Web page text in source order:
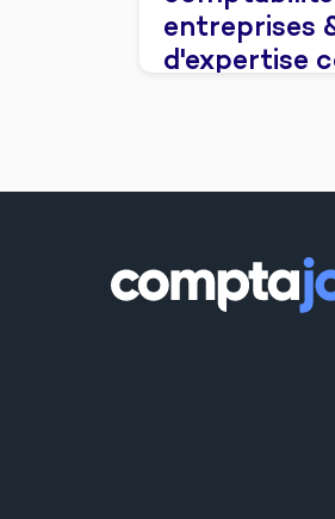
entreprises
d'expertise